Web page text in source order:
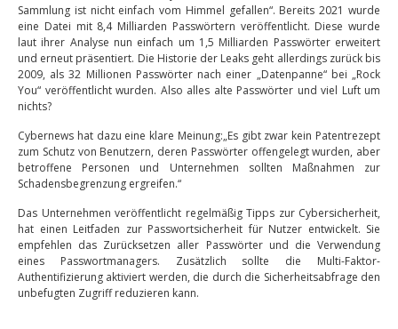
Sammlung ist nicht einfach vom Himmel gefallen“. Bereits 2021 wurde
eine Datei mit 8,4 Milliarden Passwörtern veröffentlicht. Diese wurde
laut ihrer Analyse nun einfach um 1,5 Milliarden Passwörter erweitert
und erneut präsentiert. Die Historie der Leaks geht allerdings zurück bis
2009, als 32 Millionen Passwörter nach einer „Datenpanne“ bei „Rock
You“ veröffentlicht wurden. Also alles alte Passwörter und viel Luft um
nichts?
Cybernews hat dazu eine klare Meinung:„Es gibt zwar kein Patentrezept
zum Schutz von Benutzern, deren Passwörter offengelegt wurden, aber
betroffene Personen und Unternehmen sollten Maßnahmen zur
Schadensbegrenzung ergreifen.“
Das Unternehmen veröffentlicht regelmäßig Tipps zur Cybersicherheit,
hat einen Leitfaden zur Passwortsicherheit für Nutzer entwickelt. Sie
empfehlen das Zurücksetzen aller Passwörter und die Verwendung
eines Passwortmanagers. Zusätzlich sollte die Multi-Faktor-
Authentifizierung aktiviert werden, die durch die Sicherheitsabfrage den
unbefugten Zugriff reduzieren kann.